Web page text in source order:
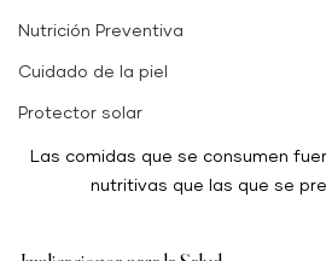
Nutrición Preventiva
Cuidado de la piel
Protector solar
Las comidas que se consumen
nutritivas que las que se